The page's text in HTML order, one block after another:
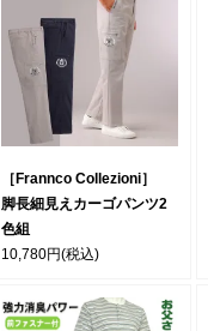
［Frannco Collezioni］
脚長細見えカーゴパンツ2
色組
10,780円(税込)